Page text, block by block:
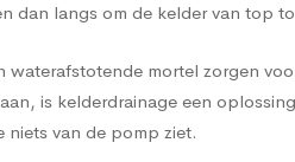
dan langs om de kelder van top
waterafstotende mortel zorgen
is kelderdrainage een
niets van de pomp ziet.